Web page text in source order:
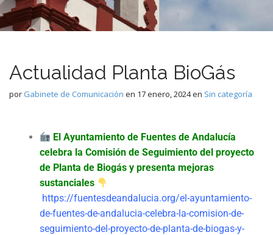
Actualidad Planta BioGás
por Gabinete de Comunicación en 17 enero, 2024en Sin categoría
El Ayuntamiento de Fuentes de Andalucía
celebra la Comisión de Seguimiento del proyecto
de Planta de Biogás y presenta mejoras
sustanciales
https://fuentesdeandalucia.org/el-ayuntamiento-
de-fuentes-de-andalucia-celebra-la-comision-de-
seguimiento-del-proyecto-de-planta-de-biogas-y-